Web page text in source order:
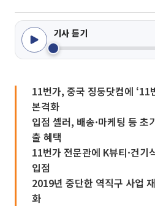
기사 듣기
11번가, 중국 징둥닷컴에
본격화
입점 셀러, 배송·마케팅 등 초
출 혜택
11번가 전문관에 K뷰티·건기
입점
2019년 중단한 역직구 사업
화